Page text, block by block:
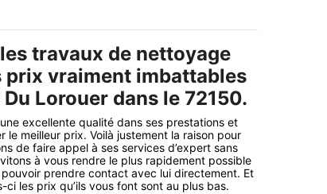
travaux de nettoyage
prix vraiment imbattables
Lorouer dans le 72150.
excellente qualité dans ses prestations et
le meilleur prix. Voilà justement la raison pour
de faire appel à ses services d’expert sans
à vous rendre le plus rapidement possible
prendre contact avec lui directement. Et
les prix qu’ils vous font sont au plus bas.